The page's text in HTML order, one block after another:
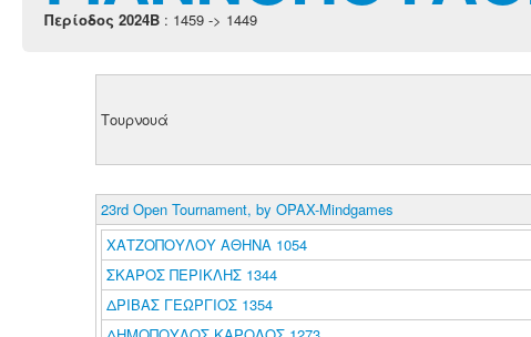
Περίοδος 2024B : 1459 -> 1449
Τουρνουά
23rd Open Tournament, by OPAX-Mindgames
ΧΑΤΖΟΠΟΥΛΟΥ ΑΘΗΝΑ 1054
ΣΚΑΡΟΣ ΠΕΡΙΚΛΗΣ 1344
ΔΡΙΒΑΣ ΓΕΩΡΓΙΟΣ 1354